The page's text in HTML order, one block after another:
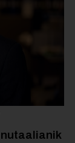
nutaalianik